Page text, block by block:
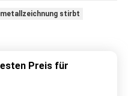
stirbt
Preis für